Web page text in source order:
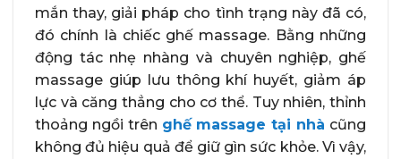
mắn thay, giải pháp cho tình trạng này đã có,
đó chính là chiếc ghế massage. Bằng những
động tác nhẹ nhàng và chuyên nghiệp, ghế
massage giúp lưu thông khí huyết, giảm áp
lực và căng thẳng cho cơ thể. Tuy nhiên, thỉnh
thoảng ngồi trên ghế massage tại nhà cũng
không đủ hiệu quả để giữ gìn sức khỏe. Vì vậy,